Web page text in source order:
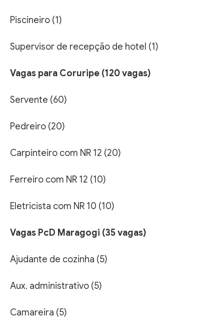
Piscineiro (1)
Supervisor de recepção de hotel (1)
Vagas para Coruripe (120 vagas)
Servente (60)
Pedreiro (20)
Carpinteiro com NR 12 (20)
Ferreiro com NR 12 (10)
Eletricista com NR 10 (10)
Vagas PcD Maragogi (35 vagas)
Ajudante de cozinha (5)
Aux. administrativo (5)
Camareira (5)